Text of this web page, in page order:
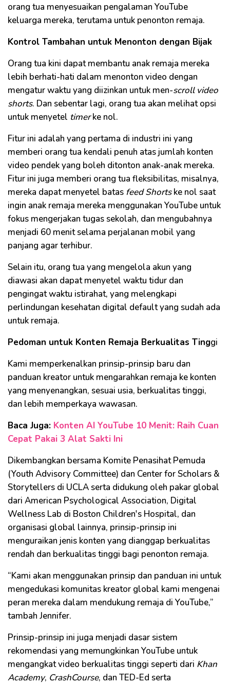
orang tua menyesuaikan pengalaman YouTube
keluarga mereka, terutama untuk penonton remaja.
Kontrol Tambahan untuk Menonton dengan Bijak
Orang tua kini dapat membantu anak remaja mereka
lebih berhati-hati dalam menonton video dengan
mengatur waktu yang diizinkan untuk men-scroll video
shorts. Dan sebentar lagi, orang tua akan melihat opsi
untuk menyetel timerke nol.
Fitur ini adalah yang pertama di industri ini yang
memberi orang tua kendali penuh atas jumlah konten
video pendek yang boleh ditonton anak-anak mereka.
Fitur ini juga memberi orang tua fleksibilitas, misalnya,
mereka dapat menyetel batas feed Shortske nol saat
ingin anak remaja mereka menggunakan YouTube untuk
fokus mengerjakan tugas sekolah, dan mengubahnya
menjadi 60 menit selama perjalanan mobil yang
panjang agar terhibur.
Selain itu, orang tua yang mengelola akun yang
diawasi akan dapat menyetel waktu tidur dan
pengingat waktu istirahat, yang melengkapi
perlindungan kesehatan digital default yang sudah ada
untuk remaja.
Pedoman untuk Konten Remaja Berkualitas Tinggi
Kami memperkenalkan prinsip-prinsip baru dan
panduan kreator untuk mengarahkan remaja ke konten
yang menyenangkan, sesuai usia, berkualitas tinggi,
dan lebih memperkaya wawasan.
Baca Juga: Konten AI YouTube 10 Menit: Raih Cuan
Cepat Pakai 3 Alat Sakti Ini
Dikembangkan bersama Komite Penasihat Pemuda
(Youth Advisory Committee) dan Center for Scholars &
Storytellers di UCLA serta didukung oleh pakar global
dari American Psychological Association, Digital
Wellness Lab di Boston Children's Hospital, dan
organisasi global lainnya, prinsip-prinsip ini
menguraikan jenis konten yang dianggap berkualitas
rendah dan berkualitas tinggi bagi penonton remaja.
“Kami akan menggunakan prinsip dan panduan ini untuk
mengedukasi komunitas kreator global kami mengenai
peran mereka dalam mendukung remaja di YouTube,”
tambah Jennifer.
Prinsip-prinsip ini juga menjadi dasar sistem
rekomendasi yang memungkinkan YouTube untuk
mengangkat video berkualitas tinggi seperti dari Khan
Academy, CrashCourse, dan TED-Ed serta